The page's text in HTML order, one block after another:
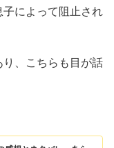
子によって阻止され
、こちらも目が話